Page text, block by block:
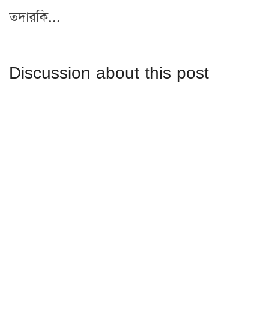
তদারকি...
Discussion about this post